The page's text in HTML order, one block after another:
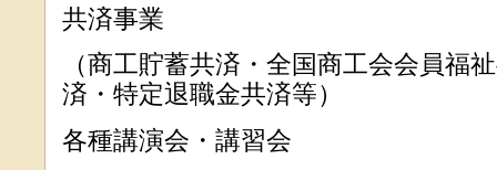
共済事業
（商工貯蓄共済・全国商工会会員福
済・特定退職金共済等）
各種講演会・講習会